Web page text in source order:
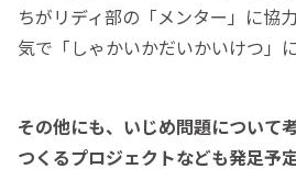
ちがリディ部の「メンター」に協
気で「しゃかいかだいかいけつ」
その他にも、いじめ問題について
つくるプロジェクトなども発足予